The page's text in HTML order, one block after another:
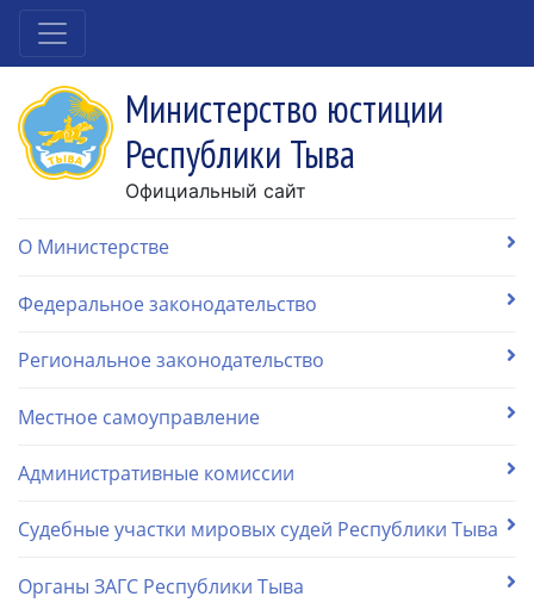
Министерство юстиции
Республики Тыва
Официальный сайт
О Министерстве
Федеральное законодательство
Региональное законодательство
Местное самоуправление
Административные комиссии
Судебные участки мировых судей Республики Тыва
Органы ЗАГС Республики Тыва